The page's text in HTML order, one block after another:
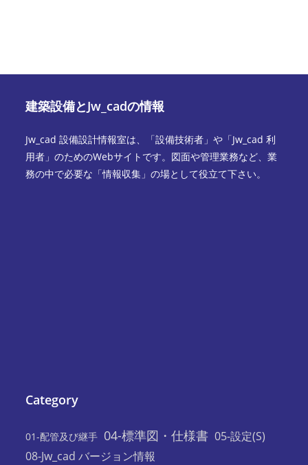
建築設備とJw_cadの情報
Jw_cad 設備設計情報室は、「設備技術者」や「Jw_cad 利
用者」のためのWebサイトです。図面や管理業務など、業
務の中で必要な「情報収集」の場として役立て下さい。
Category
01-配管及び継手 04-標準図・仕様書 05-設定(S)
08-Jw_cad バージョン情報